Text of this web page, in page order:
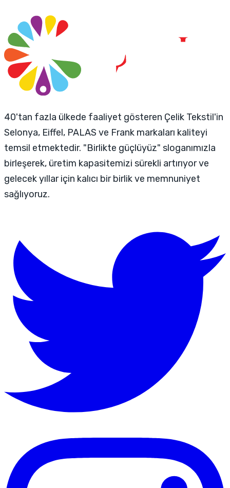
40'tan fazla ülkede faaliyet gösteren Çelik Tekstil'in
Selonya, Eiffel, PALAS ve Frank markaları kaliteyi
temsil etmektedir. "Birlikte güçlüyüz" sloganımızla
birleşerek, üretim kapasitemizi sürekli artırıyor ve
gelecek yıllar için kalıcı bir birlik ve memnuniyet
sağlıyoruz.